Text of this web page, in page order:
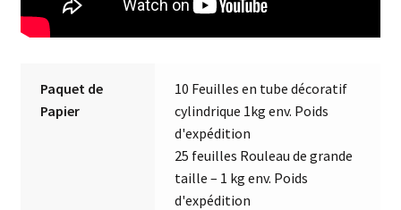
Paquet de
Papier
10 Feuilles en tube décoratif
cylindrique 1kg env. Poids
d'expédition
25 feuilles Rouleau de grande
taille – 1 kg env. Poids
d'expédition